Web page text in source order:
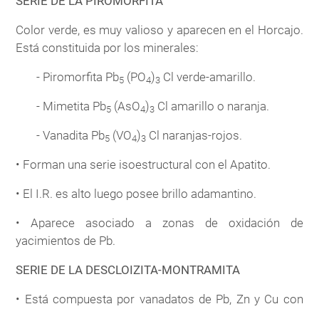
Color verde, es muy valioso y aparecen en el Horcajo.
Está constituida por los minerales:
- Piromorfita Pb5(PO4)3Cl verde-amarillo.
- Mimetita Pb5(AsO4)3Cl amarillo o naranja.
- Vanadita Pb5(VO4)3Cl naranjas-rojos.
• Forman una serie isoestructural con el Apatito.
• El I.R. es alto luego posee brillo adamantino.
• Aparece asociado a zonas de oxidación de
yacimientos de Pb.
SERIE DE LA DESCLOIZITA-MONTRAMITA
• Está compuesta por vanadatos de Pb, Zn y Cu con